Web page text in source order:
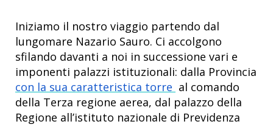
Iniziamo il nostro viaggio partendo dal
lungomare Nazario Sauro. Ci accolgono
sfilando davanti a noi in successione vari e
imponenti palazzi istituzionali: dalla Provincia
con la sua caratteristica torre al comando
della Terza regione aerea, dal palazzo della
Regione all’istituto nazionale di Previdenza